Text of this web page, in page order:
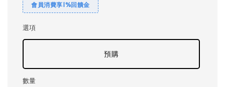
會員消費享1%回饋金
選項
預購
數量